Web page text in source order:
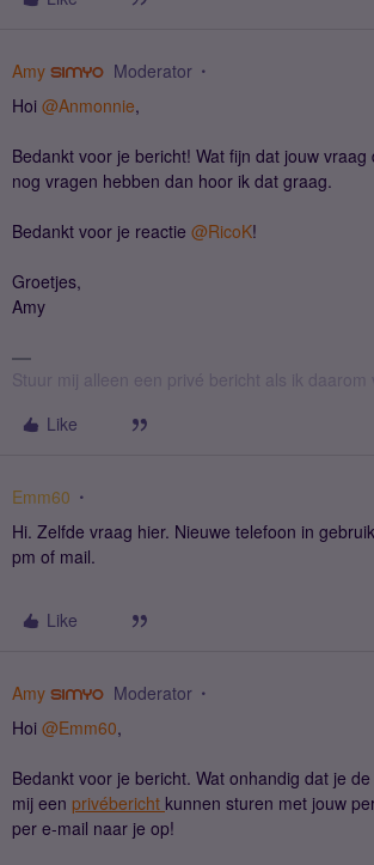
Amy Moderator
Hoi @Anmonnie,
Bedankt voor je bericht! Wat fijn dat jouw
nog vragen hebben dan hoor ik dat graag.
Bedankt voor je reactie @RicoK!
Groetjes,
Amy
Stuur mij alleen een privé bericht als ik daarom
Like
Emm60
Hi. Zelfde vraag hier. Nieuwe telefoon in
pm of mail.
Like
Amy Moderator
Hoi @Emm60,
Bedankt voor je bericht. Wat onhandig dat je
mij een privébericht kunnen sturen met jouw
per e-mail naar je op!